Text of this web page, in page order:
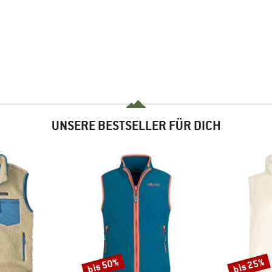
UNSERE BESTSELLER FÜR DICH
Rabatt
bis 50% Rabatt
bis 25%